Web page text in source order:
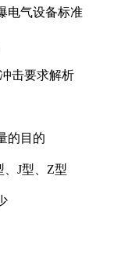
电气设备标准
击要求解析
的目的
J型、Z型